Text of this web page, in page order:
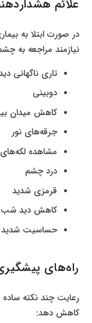
علائم
در صورت ابتلا به
نیازمند مراجعه به
تاری ناگهانی
دوبینی
کاهش میدان
جرقه‌های نور
مشاهده لکه‌های
درد چشم
قرمزی شدید
کاهش دید شب
حساسیت شدید
راه‌های
رعایت چند نکته
کاهش دهد: